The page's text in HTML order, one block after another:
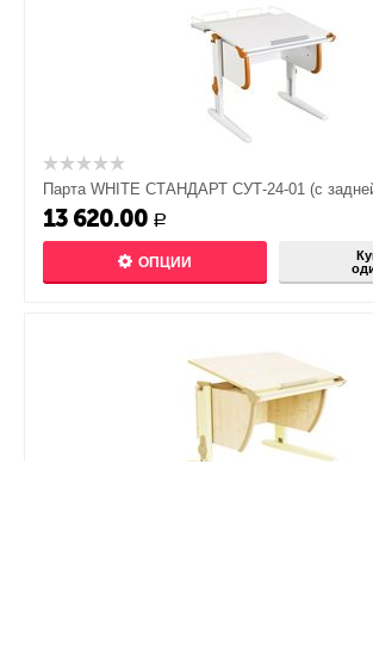
Парта WHITE СТАНДАРТ СУТ-24-01 (с
13 620.00 Р
ОПЦИИ